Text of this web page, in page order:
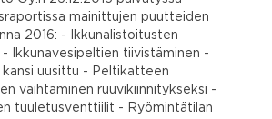
mainittujen puutteiden
2016: - Ikkunalistoitusten
- Ikkunavesipeltien tiivistäminen -
kansi uusittu - Peltikatteen
vaihtaminen ruuvikiinnitykseksi -
tuuletusventtiilit - Ryömintätilan